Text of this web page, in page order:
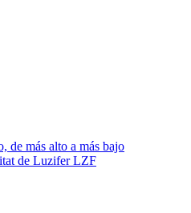
de más alto a más bajo